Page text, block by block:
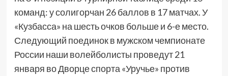
команд: у солигорчан 26 баллов в 17 матчах. У
«Кузбасса» на шесть очков больше и 6-е место.
Следующий поединок в мужском чемпионате
России наши волейболисты проведут 21
января во Дворце спорта «Уручье» против